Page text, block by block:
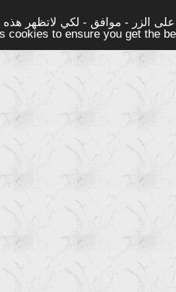
الزر - موافق - لكي لاتظهر هذه
cookies to ensure you get the